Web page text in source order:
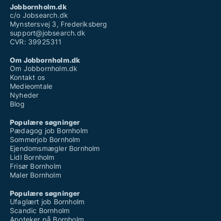
lokalsamfundet på Bornholm og opbygge et
langsigtet liv på øen.
Hvis der er mulighed for hjælp med arbejdstilladelse
eller opholdstilladelse, vil jeg være meget
Venlig hilsen
Ruzil
Jobbornholm.dk
c/o Jobsearch.dk
Mynstersvej 3, Frederiksberg
support@jobsearch.dk
CVR: 39925311
Om Jobbornholm.dk
Om Jobbornholm.dk
Kontakt os
Medieomtale
Nyheder
Blog
Populære søgninger
Pædagog job Bornholm
Sommerjob Bornholm
Ejendomsmægler Bornholm
Lidl Bornholm
Frisør Bornholm
Maler Bornholm
Populære søgninger
Ufaglært job Bornholm
Scandic Bornholm
Apoteker på Bornholm